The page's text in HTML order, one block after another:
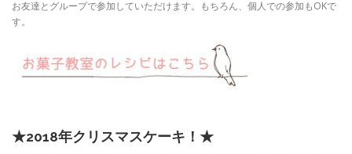
お友達とグループで参加していただけます。もちろん、個人での参加もOKで
す。
★2018年クリスマスケーキ！★